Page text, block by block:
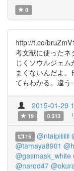
0
http://t.co/
考文献に使ったネ
じくソウルジェ
まくないんだよ
てもわかる。違
2015-01-29
19
0.313
15 @ntaipiiiiiii
@tamaya8901
@gasmask_white
@narod47